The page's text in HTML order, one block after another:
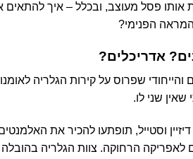
פסל מעוצב, ובכלל – איך להתאים
הפנימי?
אדריכלים?
שפרוס על קירות הגלריה
שאין שני לו.
וסטייל, תופתעו להכיר את
הרחוקה. צוות הגלריה